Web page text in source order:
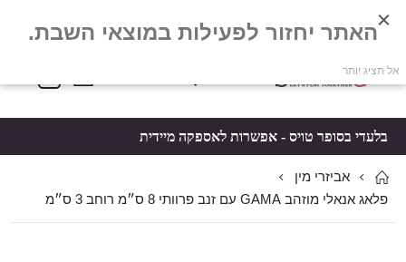
Toggle
סל קניות
בלעדי בסופר טויס - אפשרות לאספקה מיידית
אביזרי מין
פלאג אנאלי מוזהב GAMA עם זנב פרוותי 8 ס״מ רוחב 3 ס״מ
האתר יחזור לפעילות במוצאי השבת.
אל תציג יותר